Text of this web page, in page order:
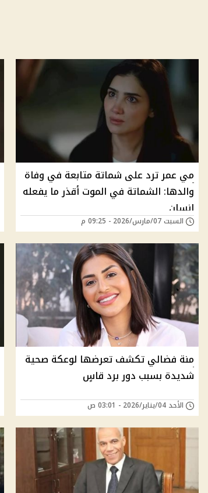
مي عمر ترد على شماتة متابعة في وفاة
والدها: الشماتة في الموت أقذر ما يفعله
إنسان
السبت 07/مارس/2026 - 09:25 م
منة فضالي تكشف تعرضها لوعكة صحية
شديدة بسبب دور برد قاسٍ
الأحد 04/يناير/2026 - 03:01 ص